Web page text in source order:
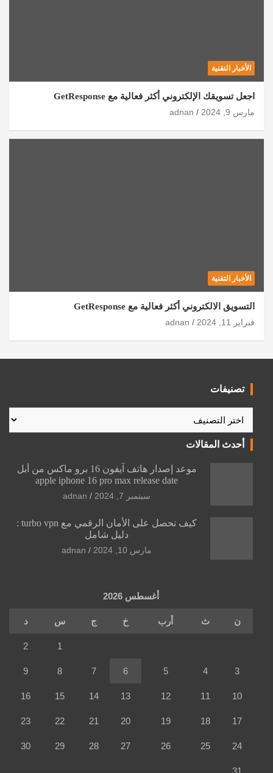
الأخبار التقنية
اجعل تسويقك الإلكتروني أكثر فعالية مع GetResponse
مارس 9, 2024
adnan
الأخبار التقنية
التسويق الالكتروني أكثر فعالية مع GetResponse
فبراير 11, 2024
adnan
تصنيفات
تصنيفات
أحدث المقالات
موعد إصدار هاتف آيفون 16 برو ماكس من أبل
apple iphone 16 pro max release date
سبتمبر 7, 2024 adnan
كيف تحصل على الأمان الرقمي مع turbo vpn :
دليل شامل
مارس 10, 2024 adnan
أغسطس 2026
ن ث أرب خ ج س د
1
2
3
4
5
6
7
8
9
10
11
12
13
14
15
16
17
18
19
20
21
22
23
24
25
26
27
28
29
30